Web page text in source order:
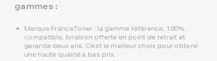
gammes :
Marque FranceToner : la gamme référence, 100%
compatible, livraison offerte en point de retrait et
garantie deux ans. C'est le meilleur choix pour obtenir
une haute qualité à bas prix.